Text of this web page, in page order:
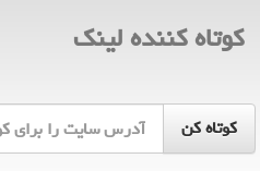
كوتاه كننده لینك